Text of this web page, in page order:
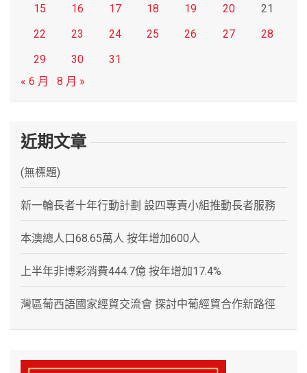
15 16 17 18 19 20
21
22
23 24 25 26 27
28
29
30
31
« 6 月
8 月 »
近期文章
(無標題)
新一輪長者十年行動計劃 設四專責小組推動長者服務
本澳總人口68.65萬人 按年增加600人
上半年非博彩消費444.7億 按年增加17.4%
灣區葡西語國家經貿交流會 探討中葡經貿合作新路徑